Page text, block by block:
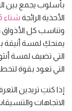
بأسلوب يجمع بين
الأحذية الرائجة شتاء 2026
وتناسب كل الأذواق
يمنحكِ لمسة أنيقة
التي تضيف لمسة
التي تعود بقوة
الاتجاهات